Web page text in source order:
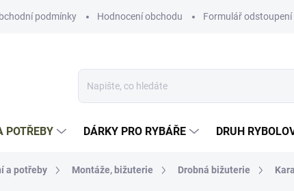
podmínky Hodnocení obchodu Formulář
POTŘEBY DÁRKY PRO RYBÁŘE DRUH
a potřeby Montáže, bižuterie Drobná bižuterie